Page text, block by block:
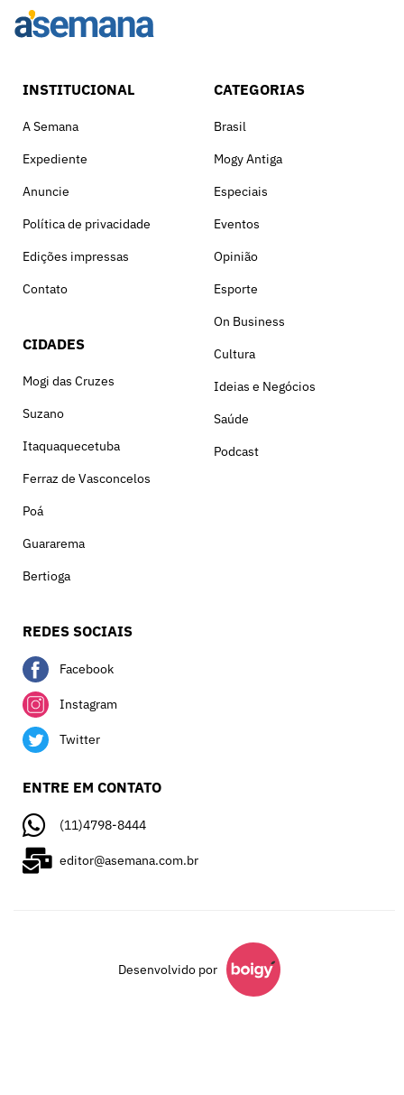
INSTITUCIONAL
A Semana
Expediente
Anuncie
Política de privacidade
Edições impressas
Contato
CIDADES
Mogi das Cruzes
Suzano
Itaquaquecetuba
Ferraz de Vasconcelos
Poá
Guararema
Bertioga
CATEGORIAS
Brasil
Mogy Antiga
Especiais
Eventos
Opinião
Esporte
On Business
Cultura
Ideias e Negócios
Saúde
Podcast
REDES SOCIAIS
Facebook
Instagram
Twitter
ENTRE EM CONTATO
(11)4798-8444
editor@asemana.com.br
Desenvolvido por